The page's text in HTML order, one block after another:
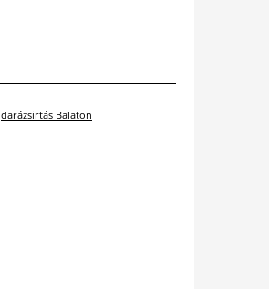
darázsirtás Balaton